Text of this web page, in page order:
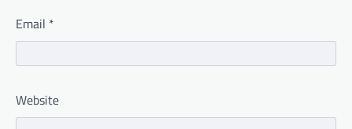
Email *
Website